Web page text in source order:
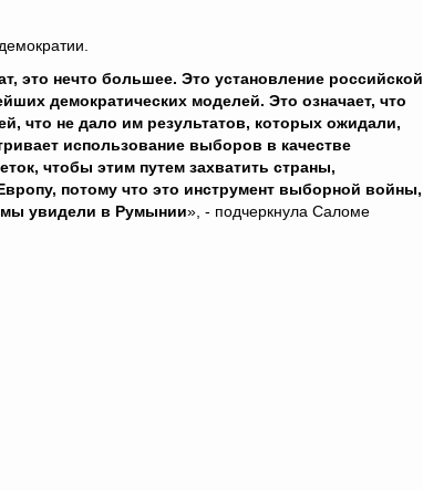
это нечто большее. Это установление российской
демократических моделей. Это означает, что
что не дало им результатов, которых ожидали,
использование выборов в качестве
чтобы этим путем захватить страны,
потому что это инструмент выборной войны,
мы увидели в Румынии», - подчеркнула Саломе